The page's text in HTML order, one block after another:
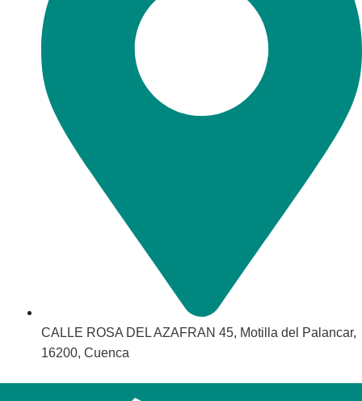
CALLE ROSA DEL AZAFRAN 45, Motilla del Palancar,
16200, Cuenca